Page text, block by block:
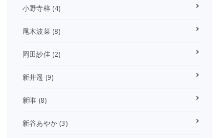
小野寺梓(4)
尾木波菜(8)
岡田紗佳(2)
新井遥 (9)
新唯 (8)
新谷あやか (3)